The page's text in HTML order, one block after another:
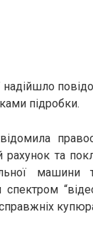
надійшло
підробки.
та
машини